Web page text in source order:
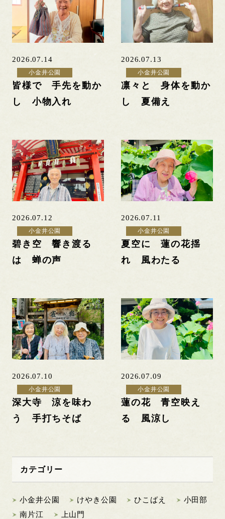
2026.07.14
小金井公園
皆様で 手先を動か
し 小物入れ
2026.07.13
小金井公園
凛々と 身体を動か
し 夏備え
2026.07.12
小金井公園
碧き空 響き渡る
は 蝉の声
2026.07.11
小金井公園
夏空に 蓮の花揺
れ 風わたる
2026.07.10
小金井公園
深大寺 涼を味わ
う 手打ちそば
2026.07.09
小金井公園
蓮の花 青空映え
る 風涼し
カテゴリー
小金井公園 けやき公園 ひこばえ
小田部
南片江
上山門